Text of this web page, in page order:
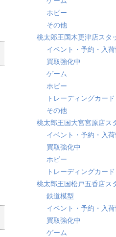
ホビー
その他
桃太郎王国木更津店スタ
イベント・予約・入
買取強化中
ゲーム
ホビー
トレーディングカード
その他
桃太郎王国大宮宮原店ス
イベント・予約・入
買取強化中
ホビー
トレーディングカード
桃太郎王国松戸五香店ス
鉄道模型
イベント・予約・入
買取強化中
ゲーム